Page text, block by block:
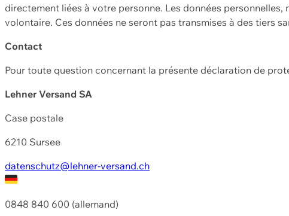
directement liées à votre personne. Les données
volontaire. Ces données ne seront pas transmises à des tiers
Contact
Pour toute question concernant la présente déclaration de
Lehner Versand SA
Case postale
6210 Sursee
datenschutz@lehner-versand.ch
0848 840 600 (allemand)